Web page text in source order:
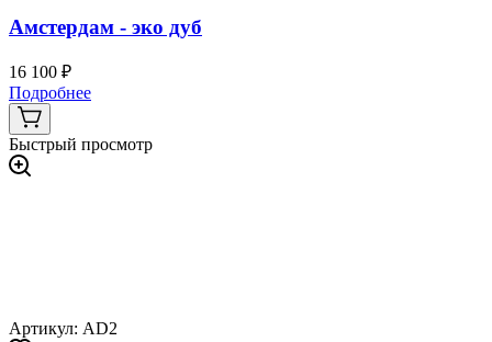
Амстердам - эко дуб
16 100 ₽
Подробнее
Быстрый просмотр
Артикул: AD2